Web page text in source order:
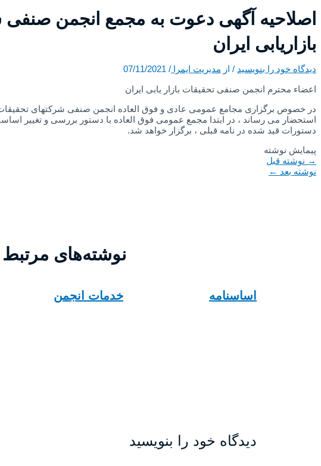
اصلاحیه آگهی دعوت به مجمع انجمن
بازاریابی ایران
دیدگاه‌ خود را بنویسید / از مدیریت ایمرا /
07/11/2021
اعضاء محترم انجمن صنفی تحقیقات بازار یابی ایران
استحضار می رساند ، در ابتدا مجمع عمومی فوق العاده با دستور بررسی و تغییر
دستورات قید شده در نامه قبلی ، برگزار خواهد شد.
پیمایش نوشته
→ نوشته قبل
نوشته بعد ←
نوشته‌های مرتبط
اساسنامه خدمات انجمن
دیدگاه‌ خود را بنویسید